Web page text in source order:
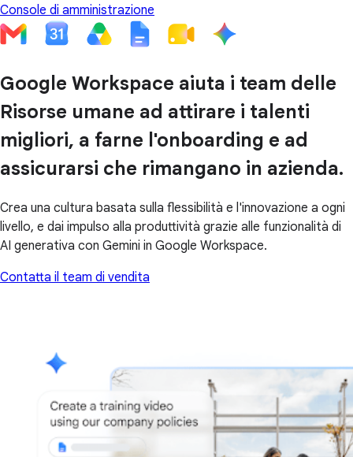
Console di amministrazione
Google Workspace aiuta i team delle
Risorse umane ad attirare i talenti
migliori, a farne l'onboarding e ad
assicurarsi che rimangano in azienda.
Crea una cultura basata sulla flessibilità e l'innovazione a ogni
livello, e dai impulso alla produttività grazie alle funzionalità di
AI generativa con Gemini in Google Workspace.
Contatta il team di vendita